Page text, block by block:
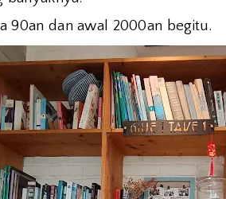
90an dan awal 2000an begitu.